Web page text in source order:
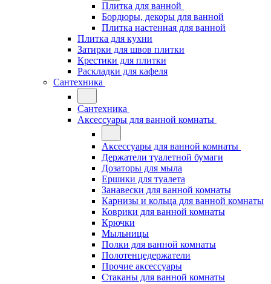
Плитка для ванной
Бордюры, декоры для ванной
Плитка настенная для ванной
Плитка для кухни
Затирки для швов плитки
Крестики для плитки
Раскладки для кафеля
Сантехника
Сантехника
Аксессуары для ванной комнаты
Аксессуары для ванной комнаты
Держатели туалетной бумаги
Дозаторы для мыла
Ершики для туалета
Занавески для ванной комнаты
Карнизы и кольца для ванной комнаты
Коврики для ванной комнаты
Крючки
Мыльницы
Полки для ванной комнаты
Полотенцедержатели
Прочие аксессуары
Стаканы для ванной комнаты